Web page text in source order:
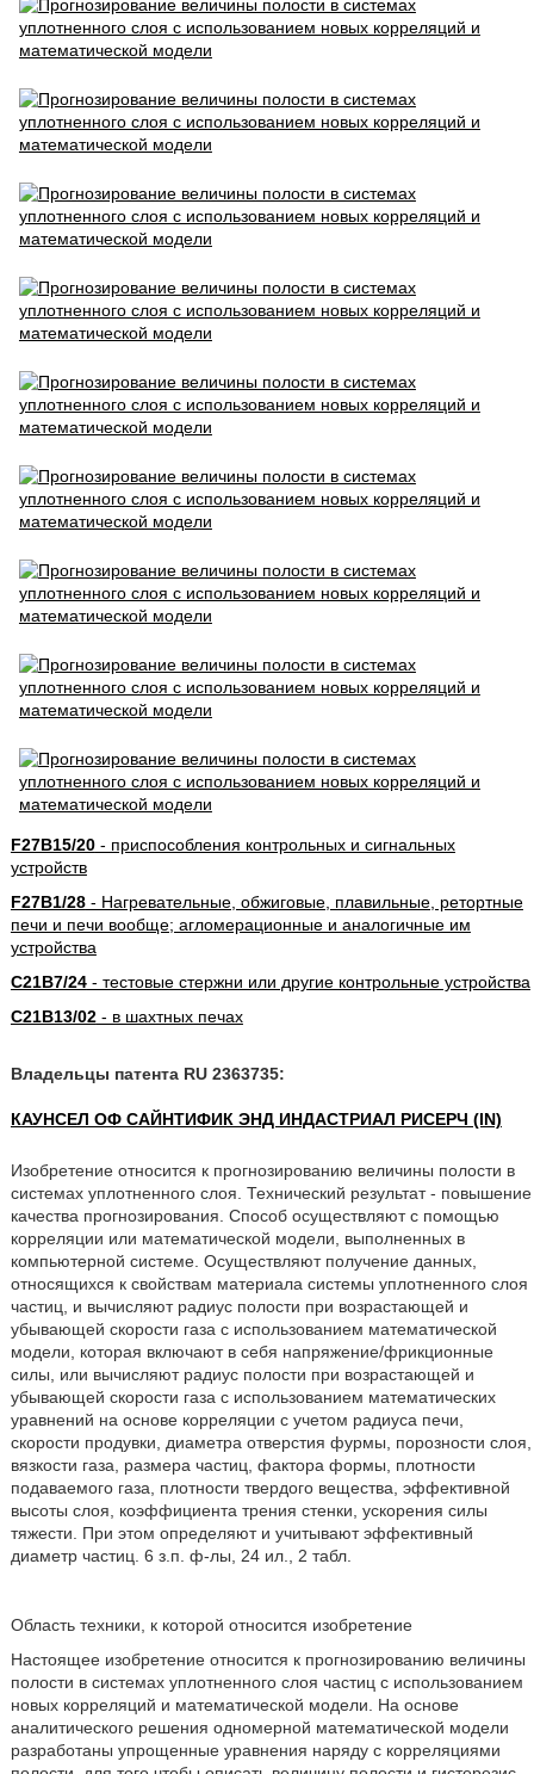
F27B15/20- приспособления контрольных и сигнальных
устройств
F27B1/28- Нагревательные, обжиговые, плавильные, ретортные
печи и печи вообще; агломерационные и аналогичные им
устройства
C21B7/24- тестовые стержни или другие контрольные устройства
C21B13/02- в шахтных печах
Владельцы патента RU 2363735:
КАУНСЕЛ ОФ САЙНТИФИК ЭНД ИНДАСТРИАЛ РИСЕРЧ (IN)
Изобретение относится к прогнозированию величины полости в
системах уплотненного слоя. Технический результат - повышение
качества прогнозирования. Способ осуществляют с помощью
корреляции или математической модели, выполненных в
компьютерной системе. Осуществляют получение данных,
относящихся к свойствам материала системы уплотненного слоя
частиц, и вычисляют радиус полости при возрастающей и
убывающей скорости газа с использованием математической
модели, которая включают в себя напряжение/фрикционные
силы, или вычисляют радиус полости при возрастающей и
убывающей скорости газа с использованием математических
уравнений на основе корреляции с учетом радиуса печи,
скорости продувки, диаметра отверстия фурмы, порозности слоя,
вязкости газа, размера частиц, фактора формы, плотности
подаваемого газа, плотности твердого вещества, эффективной
высоты слоя, коэффициента трения стенки, ускорения силы
тяжести. При этом определяют и учитывают эффективный
диаметр частиц. 6 з.п. ф-лы, 24 ил., 2 табл.
Область техники, к которой относится изобретение
Настоящее изобретение относится к прогнозированию величины
полости в системах уплотненного слоя частиц с использованием
новых корреляций и математической модели. На основе
аналитического решения одномерной математической модели
разработаны упрощенные уравнения наряду с корреляциями